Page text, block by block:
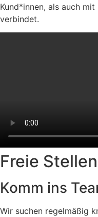
Kund*innen, als auch
verbindet.
Freie Stellen
Komm ins
Wir suchen regelmäßig